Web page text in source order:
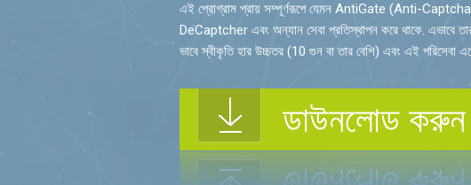
এই প্রোগ্রাম প্রায় সম্পূর্ণরূপে যেমন AntiGate (Anti-
DeCaptcher এবং অন্যান সেবা প্রতিস্থাপন করে থাকে. এভাবে
ভাবে স্বীকৃতি হার উচ্চতর (10 গুন বা তার বেশি) এবং এই পরিসেবা
ডাউনলোড করুন